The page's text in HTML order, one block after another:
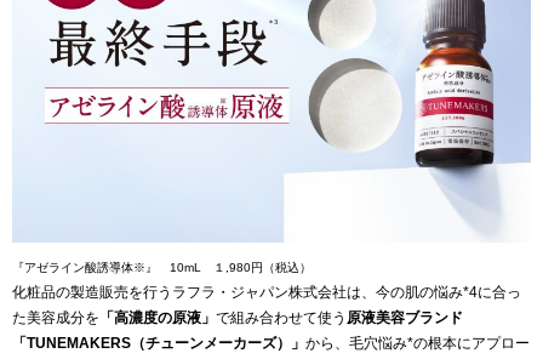
『アゼライン酸誘導体※』 10mL １,980円（税込）
化粧品の製造販売を行うラフラ・ジャパン株式会社は、今の肌の悩み*4に合っ
た美容成分を 「高濃度の原液」 で組み合わせて使う 原液美容ブランド
「TUNEMAKERS（チューンメーカーズ）」 から、毛穴悩み*の根本にアプロー